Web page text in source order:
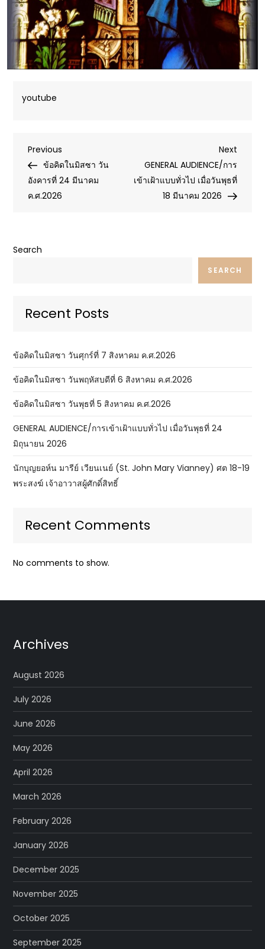
youtube
Post
navigation
Previous
Post
Previous
ข้อคิดในมิสซา วัน
อังคารที่ 24 มีนาคม
ค.ศ.2026
Next
Post
Next
GENERAL AUDIENCE/การ
เข้าเฝ้าแบบทั่วไป เมื่อวันพุธที่
18 มีนาคม 2026
Search
SEARCH
Recent Posts
ข้อคิดในมิสซา วันศุกร์ที่ 7 สิงหาคม ค.ศ.2026
ข้อคิดในมิสซา วันพฤหัสบดีที่ 6 สิงหาคม ค.ศ.2026
ข้อคิดในมิสซา วันพุธที่ 5 สิงหาคม ค.ศ.2026
GENERAL AUDIENCE/การเข้าเฝ้าแบบทั่วไป เมื่อวันพุธที่ 24
มิถุนายน 2026
นักบุญยอห์น มารีย์ เวียนเนย์ (St. John Mary Vianney) ศต 18-19
พระสงฆ์ เจ้าอาวาสผู้ศักดิ์สิทธิ์
Recent Comments
No comments to show.
Archives
August 2026
July 2026
June 2026
May 2026
April 2026
March 2026
February 2026
January 2026
December 2025
November 2025
October 2025
September 2025